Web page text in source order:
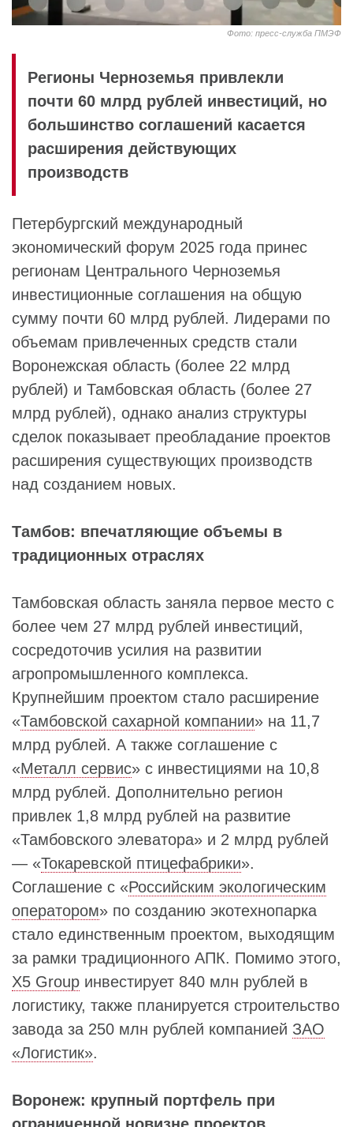
Фото: пресс-служба ПМЭФ
Регионы Черноземья привлекли
почти 60 млрд рублей инвестиций, но
большинство соглашений касается
расширения действующих
производств
Петербургский международный
экономический форум 2025 года принес
регионам Центрального Черноземья
инвестиционные соглашения на общую
сумму почти 60 млрд рублей. Лидерами по
объемам привлеченных средств стали
Воронежская область (более 22 млрд
рублей) и Тамбовская область (более 27
млрд рублей), однако анализ структуры
сделок показывает преобладание проектов
расширения существующих производств
над созданием новых.
Тамбов: впечатляющие объемы в
традиционных отраслях
Тамбовская область заняла первое место с
более чем 27 млрд рублей инвестиций,
сосредоточив усилия на развитии
агропромышленного комплекса.
Крупнейшим проектом стало расширение
«Тамбовской сахарной компании» на 11,7
млрд рублей. А также соглашение с
«Металл сервис» с инвестициями на 10,8
млрд рублей. Дополнительно регион
привлек 1,8 млрд рублей на развитие
«Тамбовского элеватора» и 2 млрд рублей
— «Токаревской птицефабрики».
Соглашение с «Российским экологическим
оператором» по созданию экотехнопарка
стало единственным проектом, выходящим
за рамки традиционного АПК. Помимо этого,
X5 Group инвестирует 840 млн рублей в
логистику, также планируется строительство
завода за 250 млн рублей компанией ЗАО
«Логистик».
Воронеж: крупный портфель при